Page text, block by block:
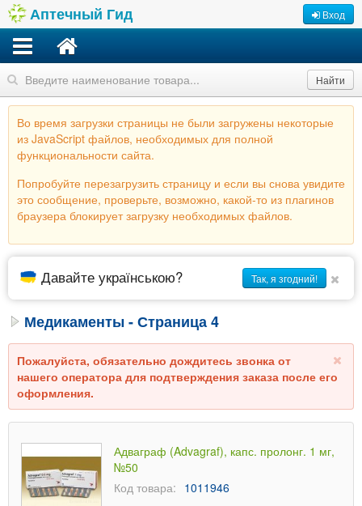
Аптечный Гид Вход
Найти
Во время загрузки страницы не были загружены некоторые
из JavaScript файлов, необходимых для полной
функциональности сайта.
Попробуйте перезагрузить страницу и если вы снова увидите
это сообщение, проверьте, возможно, какой-то из плагинов
браузера блокирует загрузку необходимых файлов.
Давайте українською? Так, я згодний!
Медикаменты - Страница 4
Пожалуйста, обязательно дождитесь звонка от
нашего оператора для подтверждения заказа после его
оформления.
Адваграф (Advagraf), капс. пролонг. 1 мг,
№50
Код товара: 1011946